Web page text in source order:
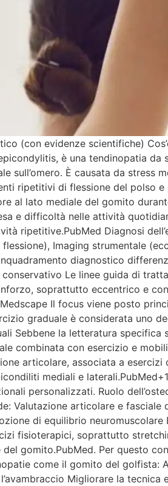
(con evidenze scientifiche)
è una tendinopatia da
sull’omero. È causata da stress
ripetitivi di flessione del polso e
al lato mediale del gomito
e difficoltà nelle attività
ripetitive.PubMed Diagnosi
Imaging strumentale
diagnostico
Le linee guida di
soprattutto eccentrico e
Il focus viene posto
graduale è considerata uno
Sebbene la letteratura
combinata con esercizio e
articolare, associata a
mediali e
personalizzati. Ruolo
Valutazione articolare e fasciale
di equilibrio
fisioterapici, soprattutto
gomito.PubMed. Per questo
come il gomito del
Migliorare la tecnica